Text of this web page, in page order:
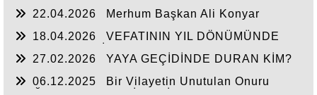
22.04.2026
Merhum Başkan Ali Konyar
18.04.2026
VEFATININ YIL DÖNÜMÜNDE
27.02.2026
YAYA GEÇİDİNDE DURAN KİM?
06.12.2025
Bir Vilayetin Unutulan Onuru